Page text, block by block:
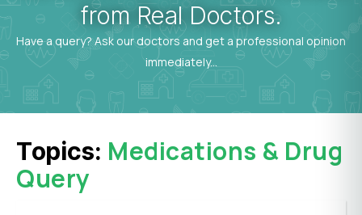
from Real Doctors.
Have a query? Ask our doctors and get a professional opinion
immediately...
Topics: Medications & Drug
Query